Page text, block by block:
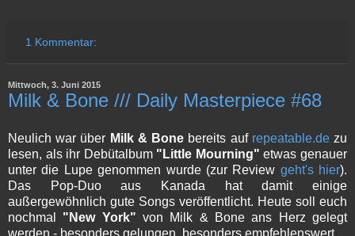
1 Kommentar:
Mittwoch, 3. Juni 2015
Milk & Bone /// Daily Masterpiece #68
Neulich war über Milk & Bone bereits auf repeatable.dezu
lesen, als ihr Debütalbum "Little Mourning" etwas genauer
unter die Lupe genommen wurde (zur Review geht's hier).
Das Pop-Duo aus Kanada hat damit einige
außergewöhnlich gute Songs veröffentlicht. Heute soll euch
nochmal "New York" von Milk & Bone ans Herz gelegt
werden - besonders gelungen, besonders empfehlenswert.